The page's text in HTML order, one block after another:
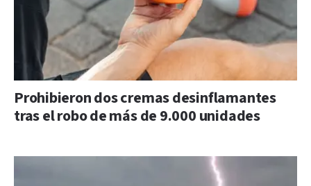
Prohibieron dos cremas desinflamantes
tras el robo de más de 9.000 unidades